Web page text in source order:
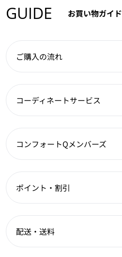
GUIDE お買い物ガイド
ご購入の流れ
コーディネートサービス
コンフォートQメンバーズ
ポイント・割引
配送・送料